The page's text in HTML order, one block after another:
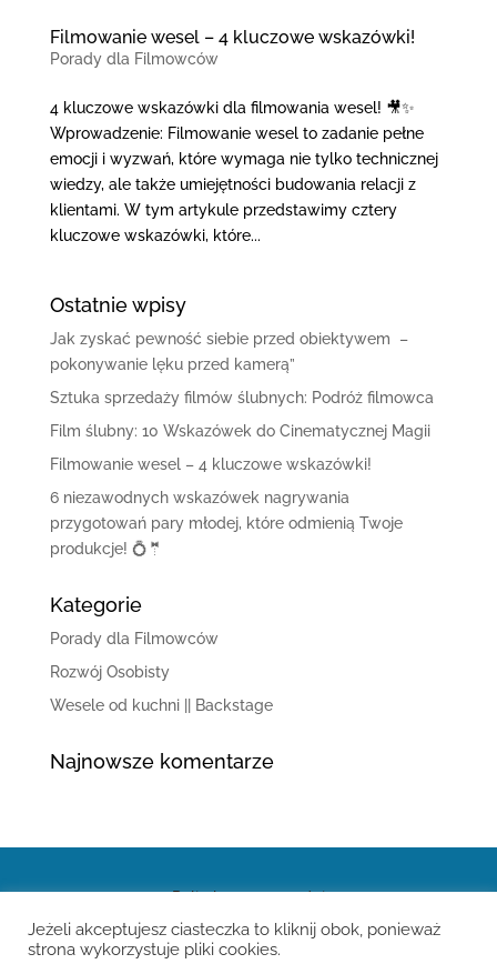
Filmowanie wesel – 4 kluczowe wskazówki!
Porady dla Filmowców
4 kluczowe wskazówki dla filmowania wesel! 🎥✨
Wprowadzenie: Filmowanie wesel to zadanie pełne
emocji i wyzwań, które wymaga nie tylko technicznej
wiedzy, ale także umiejętności budowania relacji z
klientami. W tym artykule przedstawimy cztery
kluczowe wskazówki, które...
Ostatnie wpisy
Jak zyskać pewność siebie przed obiektywem –
pokonywanie lęku przed kamerą”
Sztuka sprzedaży filmów ślubnych: Podróż filmowca
Film ślubny: 10 Wskazówek do Cinematycznej Magii
Filmowanie wesel – 4 kluczowe wskazówki!
6 niezawodnych wskazówek nagrywania
przygotowań pary młodej, które odmienią Twoje
produkcje! 💍🤵
Kategorie
Porady dla Filmowców
Rozwój Osobisty
Wesele od kuchni || Backstage
Najnowsze komentarze
Polityka prywatności
Jeżeli akceptujesz ciasteczka to kliknij obok, ponieważ
strona wykorzystuje pliki cookies.